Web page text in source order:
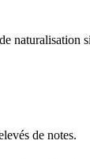
naturalisation
de notes.